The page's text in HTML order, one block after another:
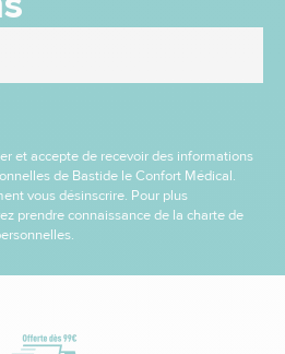
et accepte de recevoir des informations
de Bastide le Confort Médical.
vous désinscrire. Pour plus
prendre connaissance de la charte de